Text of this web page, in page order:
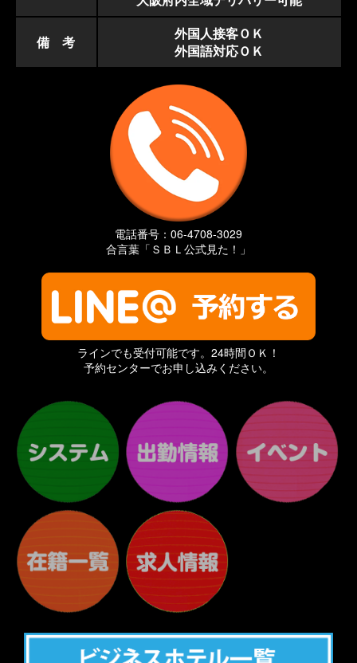
備 考
外国人接客ＯＫ
外国語対応ＯＫ
電話番号：06-4708-3029
合言葉「ＳＢＬ公式見た！」
ラインでも受付可能です。24時間ＯＫ！
予約センターでお申し込みください。